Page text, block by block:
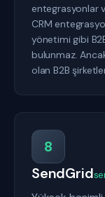
entegrasyonlar
CRM
yönetimi gibi
bulunmaz.
olan B2B
8
SendGrid